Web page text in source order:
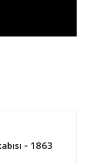
- 1863